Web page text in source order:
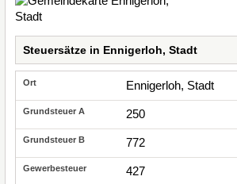
Steuersätze in Ennigerloh, Stadt
Ennigerloh, Stadt
250
772
427